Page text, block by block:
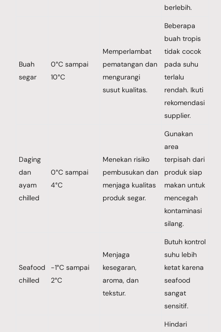
berlebih.
Buah
segar
0°C sampai
10°C
Memperlambat
pematangan dan
mengurangi
susut kualitas.
Beberapa
buah tropis
tidak cocok
pada suhu
terlalu
rendah. Ikuti
rekomendasi
supplier.
Daging
dan
ayam
chilled
0°C sampai
4°C
Menekan risiko
pembusukan dan
menjaga kualitas
produk segar.
Gunakan
area
terpisah dari
produk siap
makan untuk
mencegah
kontaminasi
silang.
Seafood
chilled
-1°C sampai
2°C
Menjaga
kesegaran,
aroma, dan
tekstur.
Butuh kontrol
suhu lebih
ketat karena
seafood
sangat
sensitif.
Hindari